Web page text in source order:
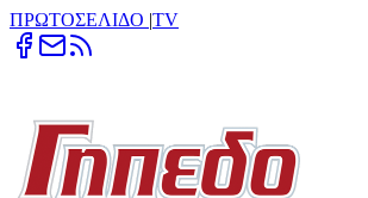
ΠΡΩΤΟΣΕΛΙΔΟ |TV